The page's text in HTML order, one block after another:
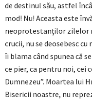
de destinul său, astfel
mod! Nu! Aceasta este
neoprotestanților zilelor
crucii, nu se deosebesc cu
îi blama când spunea că
ce pier, ca pentru noi, cei
Dumnezeu”. Moartea lui
Bisericii noastre, nu